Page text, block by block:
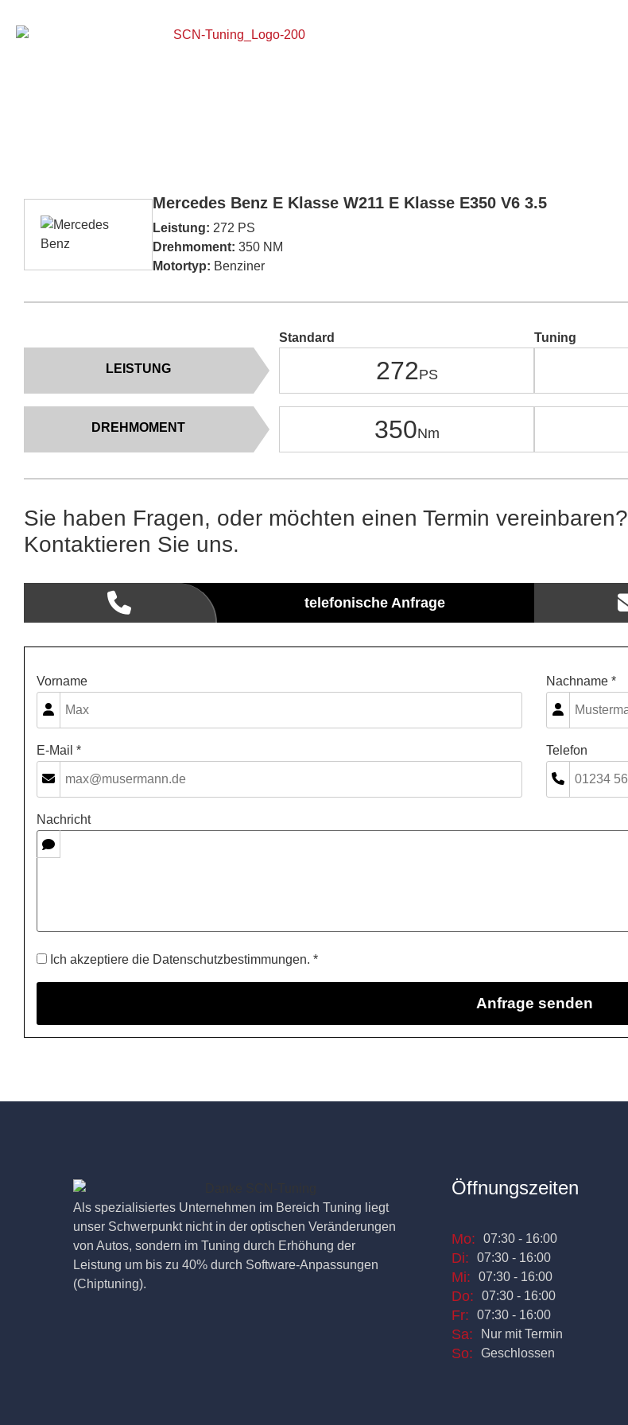
Mercedes Benz E Klasse W211 E Klasse E350 V6 3.5
Leistung: 272 PS
Drehmoment: 350 NM
Motortyp: Benziner
LEISTUNG
DREHMOMENT
Standard
272
350
Tuning
Sie haben Fragen, oder möchten einen Termin vereinbaren?
Kontaktieren Sie uns.
telefonische Anfrage
Vorname Nachname *
E-Mail * Telefon
Nachricht
Ich akzeptiere die Datenschutzbestimmungen. *
Als spezialisiertes Unternehmen im Bereich Tuning liegt
unser Schwerpunkt nicht in der optischen Veränderungen
von Autos, sondern im Tuning durch Erhöhung der
Leistung um bis zu 40% durch Software-Anpassungen
(Chiptuning).
Öffnungszeiten
Mo: 07:30 - 16:00
Di: 07:30 - 16:00
Mi: 07:30 - 16:00
Do: 07:30 - 16:00
Fr: 07:30 - 16:00
Sa: Nur mit Termin
So: Geschlossen